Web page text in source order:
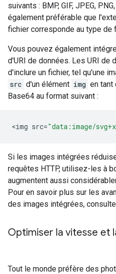
suivants : BMP, GIF, JPEG,
également préférable que
fichier corresponde au type de
Vous pouvez également
d'URI de données. Les URI de
d'inclure un fichier, tel qu'une
src d'un élément img en tant
Base64 au format suivant :
<img src="data:image/
Si les images intégrées
requêtes HTTP, utilisez-les à
augmentent aussi
Pour en savoir plus sur les
des images intégrées,
Optimiser la vitesse et
Tout le monde préfère des